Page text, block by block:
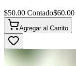
$50.00 Contado$60.00
Agregar al Carrito